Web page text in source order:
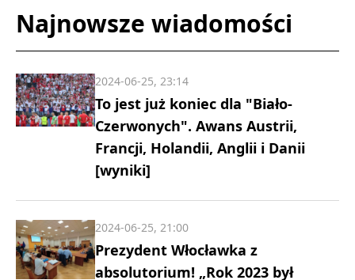
Najnowsze wiadomości
To jest już koniec dla "Biało-
Czerwonych". Awans Austrii,
Francji, Holandii, Anglii i Danii
[wyniki]
2024-06-25, 23:14
Prezydent Włocławka z
absolutorium! „Rok 2023 był
2024-06-25, 21:00